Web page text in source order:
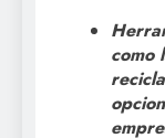
como